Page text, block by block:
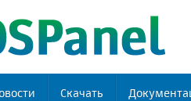
Скачать